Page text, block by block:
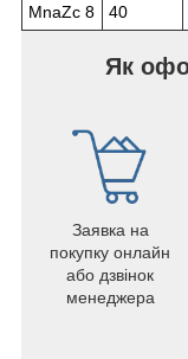
MnaZc 8
40
Як
Заявка на
покупку онлайн
або дзвінок
менеджера